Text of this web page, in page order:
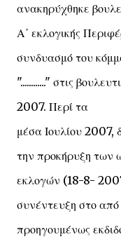
ανακηρύχθηκε
Α΄ εκλογικής
συνδυασμό του
"............" στις
2007. Περί τα
μέσα Ιουλίου 2007,
την προκήρυξη των
εκλογών (18-8-
συνέντευξη στο
προηγουμένως